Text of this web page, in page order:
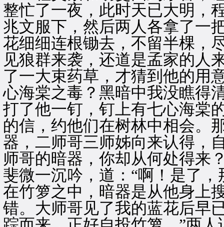
整忙了一夜，此时天已大明，
兆文服下，然后两人各拿了一
花细细连根锄去，不留半棵，
见狼群来袭，还道是孟家的人
了一大束药草，才猜到他的用
心海棠之毒？黑暗中我没瞧得
打了他一钉，钉上有七心海棠
的信，约他们在树林中相会。
器，二师哥三师姊向来认得，
师哥的暗器，你却从何处得来
斐微一沉吟，道：“啊！是了
在竹箩之中，暗器是从他身上
错。大师哥见了我的蓝花后早